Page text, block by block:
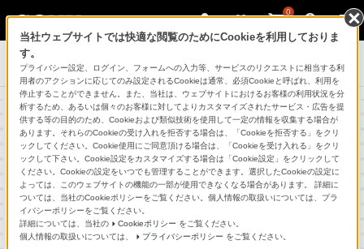
0
PlayStation®
PlayStation®4 HDD ベイカバー カラ
ーバリエーション
当社ウェブサイトでは快適な閲覧のためにCookieを利用しておりま
す。
プライバシー設定、ログイン、フォームへの入力等、サービスのリクエストに相当する利
用者のアクションに応じてのみ設定されるCookieは通常、必須Cookieと呼ばれ、利用を
停止することができません。また、当社は、ウェブサイトにおけるお客様の利用状況を分
析するため、あるいは個々のお客様に対してよりカスタマイズされたサービス・広告を提
供する等の目的のため、Cookieおよび類似技術を使用して一定の情報を収集する場合が
あります。それらのCookieの受け入れを拒否する場合は、「Cookieを拒否する」をクリ
ックしてください。Cookie使用にご同意頂ける場合は、「Cookieを受け入れる」をクリ
ックして下さい。Cookie設定をカスタマイズする場合は「Cookie設定」をクリックして
ください。Cookieの設定をいつでも管理することができます。選択したCookieの設定に
よっては、このウェブサイトの機能の一部が使用できなくなる場合があります。 詳細に
ついては、当社のCookieポリシーをご覧ください。個人情報の取扱いについては、プラ
イバシーポリシーをご覧ください。
詳細については、当社の
Cookieポリシー をご覧ください。
個人情報の取扱いについては、
プライバシーポリシー をご覧ください。